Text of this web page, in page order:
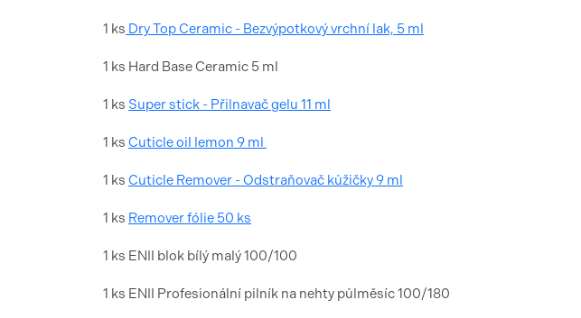
1 ks Dry Top Ceramic - Bezvýpotkový vrchní lak, 5 ml
1 ks Hard Base Ceramic 5 ml
1 ks Super stick - Přilnavač gelu 11 ml
1 ks Cuticle oil lemon 9 ml
1 ks Cuticle Remover - Odstraňovač kůžičky 9 ml
1 ks Remover fólie 50 ks
1 ks ENII blok bílý malý 100/100
1 ks ENII Profesionální pilník na nehty půlměsíc 100/180